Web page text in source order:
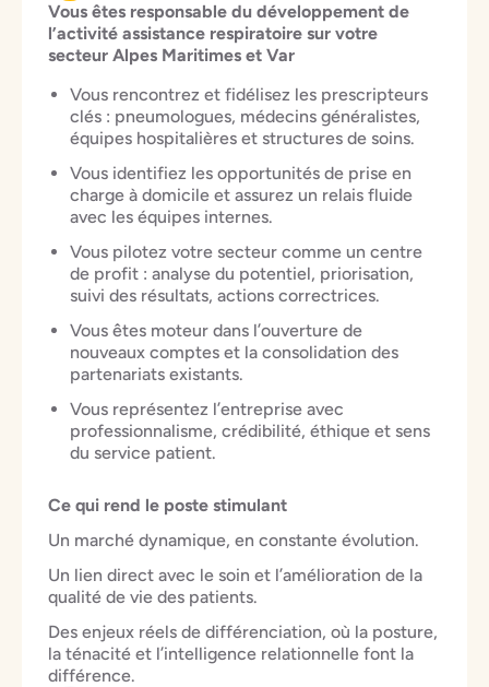
Vous êtes responsable du développement de
l’activité assistance respiratoire sur votre
secteur Alpes Maritimes et Var
Vous rencontrez et fidélisez les prescripteurs
clés : pneumologues, médecins généralistes,
équipes hospitalières et structures de soins.
Vous identifiez les opportunités de prise en
charge à domicile et assurez un relais fluide
avec les équipes internes.
Vous pilotez votre secteur comme un centre
de profit : analyse du potentiel, priorisation,
suivi des résultats, actions correctrices.
Vous êtes moteur dans l’ouverture de
nouveaux comptes et la consolidation des
partenariats existants.
Vous représentez l’entreprise avec
professionnalisme, crédibilité, éthique et sens
du service patient.
Ce qui rend le poste stimulant
Un marché dynamique, en constante évolution.
Un lien direct avec le soin et l’amélioration de la
qualité de vie des patients.
Des enjeux réels de différenciation, où la posture,
la ténacité et l’intelligence relationnelle font la
différence.